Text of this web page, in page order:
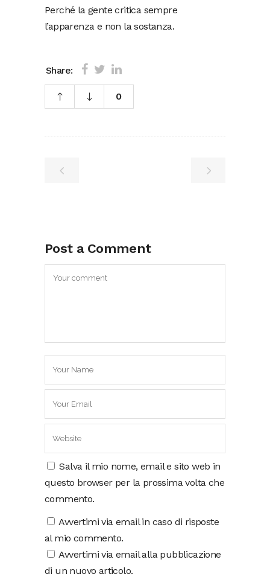
Perché la gente critica sempre
l’apparenza e non la sostanza.
Share:
0
Post a Comment
Salva il mio nome, email e sito web in
questo browser per la prossima volta che
commento.
Avvertimi via email in caso di risposte
al mio commento.
Avvertimi via email alla pubblicazione
di un nuovo articolo.